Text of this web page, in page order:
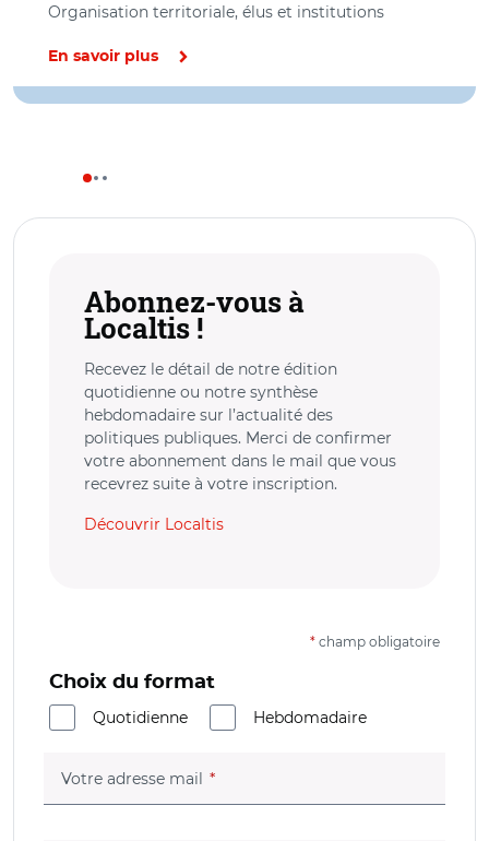
Organisation territoriale, élus et institutions
En savoir plus
Abonnez-vous à
Localtis !
Recevez le détail de notre édition
quotidienne ou notre synthèse
hebdomadaire sur l’actualité des
politiques publiques. Merci de confirmer
votre abonnement dans le mail que vous
recevrez suite à votre inscription.
Découvrir Localtis
* champ obligatoire
Choix du format
Quotidienne
Hebdomadaire
Votre adresse mail (champ obligatoire)